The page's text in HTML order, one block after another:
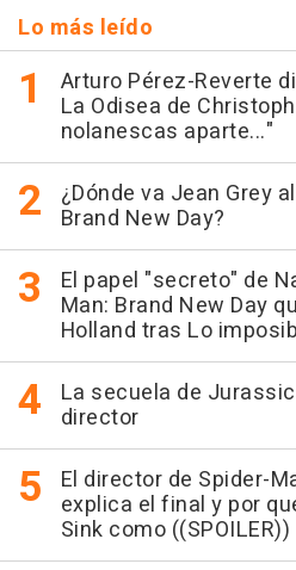
Lo más leído
Arturo Pérez-Reverte
La Odisea de
nolanescas aparte..."
¿Dónde va Jean Grey
Brand New Day?
El papel "secreto" de
Man: Brand New Day
Holland tras Lo
La secuela de
director
El director de Spider-
explica el final y por
Sink como ((SPOILER))